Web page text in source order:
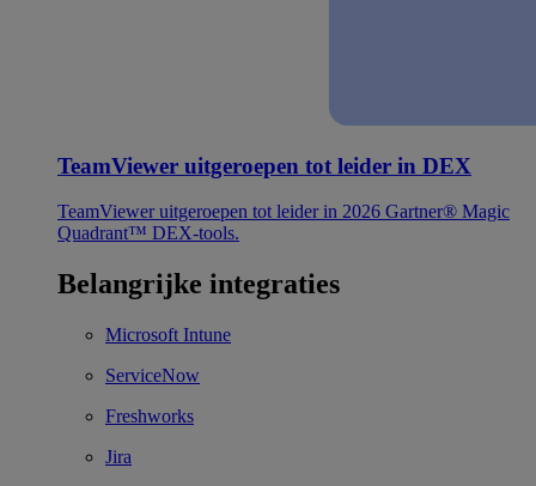
TeamViewer uitgeroepen tot leider in DEX
TeamViewer uitgeroepen tot leider in 2026 Gartner® Magic
Quadrant™ DEX-tools.
Belangrijke integraties
Microsoft Intune
ServiceNow
Freshworks
Jira